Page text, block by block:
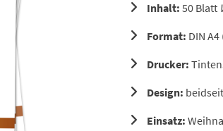
Inhalt: 50 Blatt
Format: DIN
Drucker:
Design:
Einsatz: